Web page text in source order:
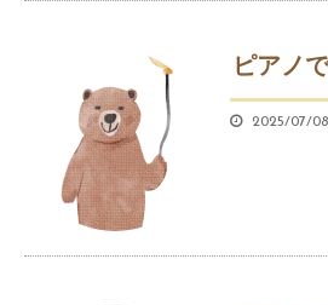
ピアノ
2025/07/